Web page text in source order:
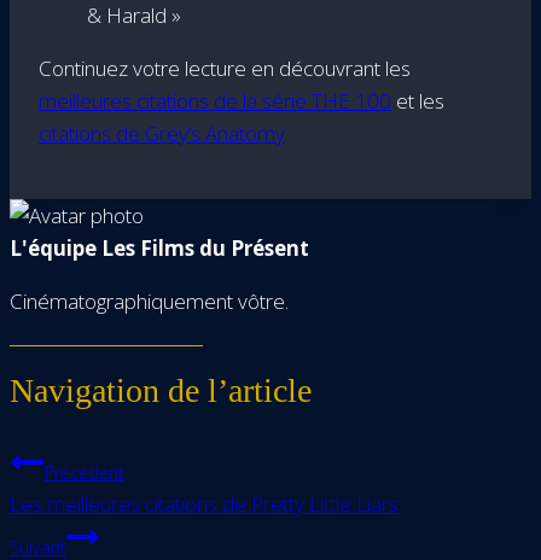
& Harald »
Continuez votre lecture en découvrant les
meilleures citations de la série THE 100 et les
citations de Grey’s Anatomy
L'équipe Les Films du Présent
Cinématographiquement vôtre.
Navigation de l’article
Précédent
Les meilleures citations de Pretty Little Liars
Suivant